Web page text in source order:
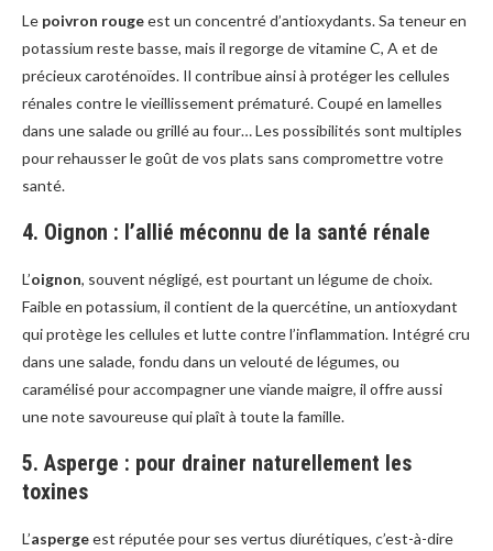
Le poivron rougeest un concentré d’antioxydants. Sa teneur en
potassium reste basse, mais il regorge de vitamine C, A et de
précieux caroténoïdes. Il contribue ainsi à protéger les cellules
rénales contre le vieillissement prématuré. Coupé en lamelles
dans une salade ou grillé au four… Les possibilités sont multiples
pour rehausser le goût de vos plats sans compromettre votre
santé.
4. Oignon : l’allié méconnu de la santé rénale
L’oignon, souvent négligé, est pourtant un légume de choix.
Faible en potassium, il contient de la quercétine, un antioxydant
qui protège les cellules et lutte contre l’inflammation. Intégré cru
dans une salade, fondu dans un velouté de légumes, ou
caramélisé pour accompagner une viande maigre, il offre aussi
une note savoureuse qui plaît à toute la famille.
5. Asperge : pour drainer naturellement les
toxines
L’aspergeest réputée pour ses vertus diurétiques, c’est-à-dire